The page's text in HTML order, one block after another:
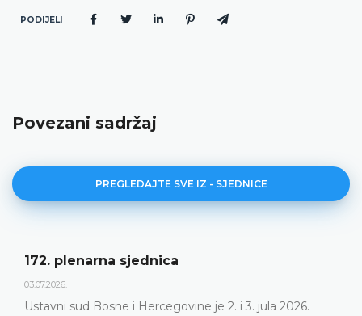
PODIJELI
Povezani sadržaj
PREGLEDAJTE SVE IZ - SJEDNICE
Dnevni red 172. plenarne sjednice
23.06.2026.
Ustavni sud Bosne i Hercegovine održat će 172.